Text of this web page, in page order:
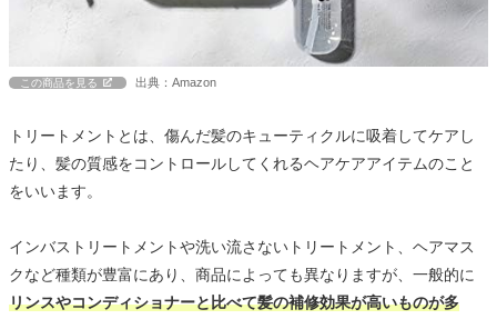
この商品を見る 出典：Amazon
トリートメントとは、傷んだ髪のキューティクルに吸着してケアし
たり、髪の質感をコントロールしてくれるヘアケアアイテムのこと
をいいます。
インバストリートメントや洗い流さないトリートメント、ヘアマス
クなど種類が豊富にあり、商品によっても異なりますが、一般的に
リンスやコンディショナーと比べて髪の補修効果が高いものが多